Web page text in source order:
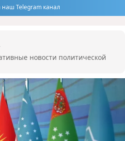
Telegram канал
новости политической